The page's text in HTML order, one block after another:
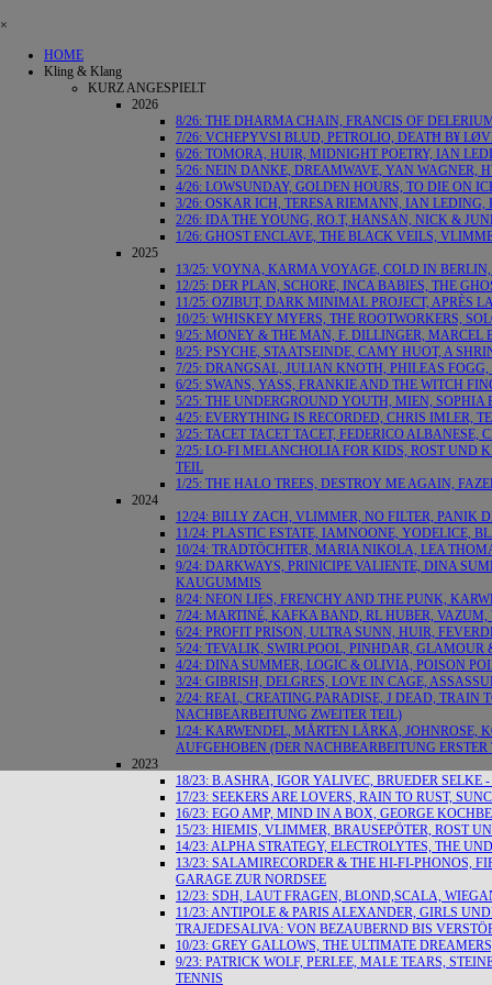
×
HOME
Kling & Klang
KURZ ANGESPIELT
2026
8/26: THE DHARMA CHAIN, FRANCIS OF
7/26: VCHEPYVSI BLUD, PETROLIO, DEATĦ B¥
6/26: TOMORA, HUIR, MIDNIGHT POETRY, IAN
5/26: NEIN DANKE, DREAMWAVE, YAN WAGNER,
4/26: LOWSUNDAY, GOLDEN HOURS, TO DIE ON
3/26: OSKAR ICH, TERESA RIEMANN, IAN
2/26: IDA THE YOUNG, RO.T, HANSAN, NICK &
1/26: GHOST ENCLAVE, THE BLACK VEILS,
2025
13/25: VOYNA, KARMA VOYAGE, COLD IN
12/25: DER PLAN, SCHORE, INCA BABIES, THE
11/25: OZIBUT, DARK MINIMAL PROJECT, APRÈS
10/25: WHISKEY MYERS, THE ROOTWORKERS,
9/25: MONEY & THE MAN, F. DILLINGER, MARCEL
8/25: PSYCHE, STAATSEINDE, CAMY HUOT, A
7/25: DRANGSAL, JULIAN KNOTH, PHILEAS
6/25: SWANS, YASS, FRANKIE AND THE WITCH
5/25: THE UNDERGROUND YOUTH, MIEN,
4/25: EVERYTHING IS RECORDED, CHRIS IMLER,
3/25: TACET TACET TACET, FEDERICO
2/25: LO-FI MELANCHOLIA FOR KIDS, ROST UND
TEIL
1/25: THE HALO TREES, DESTROY ME AGAIN,
2024
12/24: BILLY ZACH, VLIMMER, NO FILTER, PANIK
11/24: PLASTIC ESTATE, IAMNOONE, YODELICE,
10/24: TRADTÖCHTER, MARIA NIKOLA, LEA
9/24: DARKWAYS, PRINICIPE VALIENTE, DINA
KAUGUMMIS
8/24: NEON LIES, FRENCHY AND THE PUNK,
7/24: MARTINÉ, KAFKA BAND, RL HUBER, VAZUM,
6/24: PROFIT PRISON, ULTRA SUNN, HUIR,
5/24: TEVALIK, SWIRLPOOL, PINHDAR,
4/24: DINA SUMMER, LOGIC & OLIVIA, POISON
3/24: GIBRISH, DELGRES, LOVE IN CAGE,
2/24: REAL, CREATING.PARADISE, J DEAD, TRAIN
NACHBEARBEITUNG ZWEITER TEIL)
1/24: KARWENDEL, MÅRTEN LÄRKA, JOHNROSE,
AUFGEHOBEN (DER NACHBEARBEITUNG ERSTER
2023
18/23: B.ASHRA, IGOR YALIVEC, BRUEDER SELKE
17/23: SEEKERS ARE LOVERS, RAIN TO RUST,
16/23: EGO AMP, MIND IN A BOX, GEORGE
15/23: HIEMIS, VLIMMER, BRAUSEPÖTER, ROST
14/23: ALPHA STRATEGY, ELECTROLYTES, THE
13/23: SALAMIRECORDER & THE HI-FI-PHONOS,
GARAGE ZUR NORDSEE
12/23: SDH, LAUT FRAGEN, BLOND,SCALA,
11/23: ANTIPOLE & PARIS ALEXANDER, GIRLS
TRAJEDESALIVA: VON BEZAUBERND BIS
10/23: GREY GALLOWS, THE ULTIMATE
9/23: PATRICK WOLF, PERLEE, MALE TEARS,
TENNIS